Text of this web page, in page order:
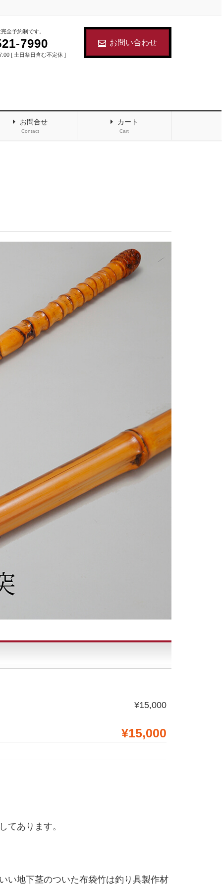
全予約制です。
7990
[ 土日祭日含む不定休 ]
お問い合わせ
お問合せ
Contact
カート
Cart
¥15,000
¥15,000
てあります。
い地下茎のついた布袋竹は釣り具製作材